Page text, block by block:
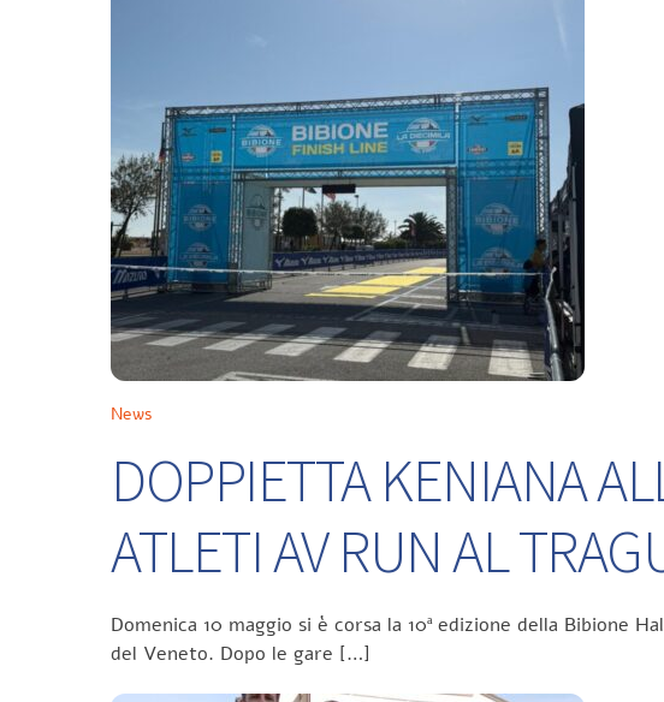
News
DOPPIETTA KENIANA
ATLETI AV RUN AL
Domenica 10 maggio si è corsa la 10ª edizione della Bibione
del Veneto. Dopo le gare […]